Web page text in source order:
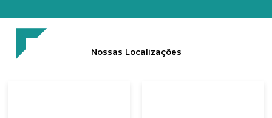
Nossas Localizações